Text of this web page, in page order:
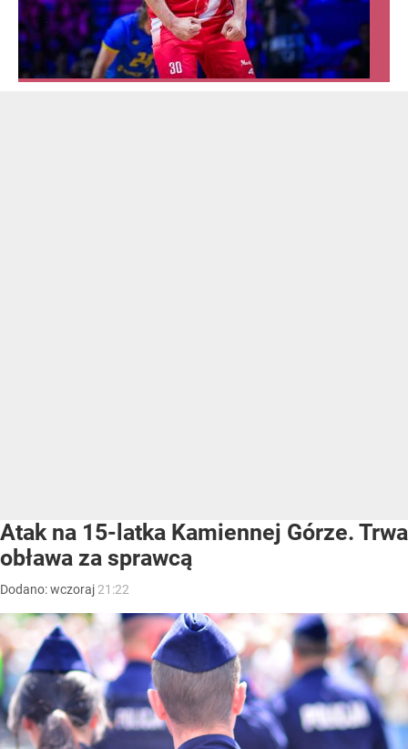
Atak na 15-latka Kamiennej Górze. Trwa
obława za sprawcą
Dodano:wczoraj 21:22